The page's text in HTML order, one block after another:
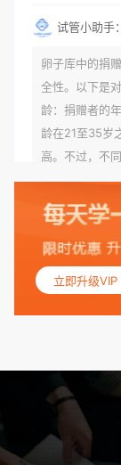
试管小助手：
卵子库中的捐
全性。以下是
龄：捐赠者的
龄在21至35岁
高。不过，不
量指数（BMI
保其身体健康
联，包括不孕
的月经期，无
妇科检查，以
捐赠者及其家
病史。这通常
带任何可传染
要是非尼古丁
影响卵子质量
心理标准 学
立即升级VIP